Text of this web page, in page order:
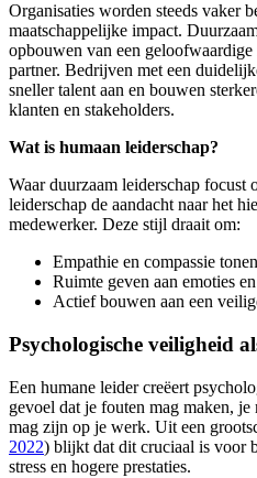
Organisaties worden steeds vaker
maatschappelijke impact.
opbouwen van een
partner. Bedrijven met een
sneller talent aan en bouwen
klanten en stakeholders.
Wat is humaan leiderschap?
Waar duurzaam leiderschap focust
leiderschap de aandacht naar het
medewerker. Deze stijl draait om:
Empathie en compassie
Ruimte geven aan emoties
Actief bouwen aan een
Psychologische veiligheid
Een humane leider creëert
gevoel dat je fouten mag maken,
mag zijn op je werk. Uit een
2022) blijkt dat dit cruciaal is voor
stress en hogere prestaties.